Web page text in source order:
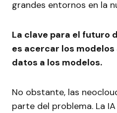
grandes entornos en la
La clave para el futuro
es acercar los modelos
datos a los modelos.
No obstante, las
parte del problema. La